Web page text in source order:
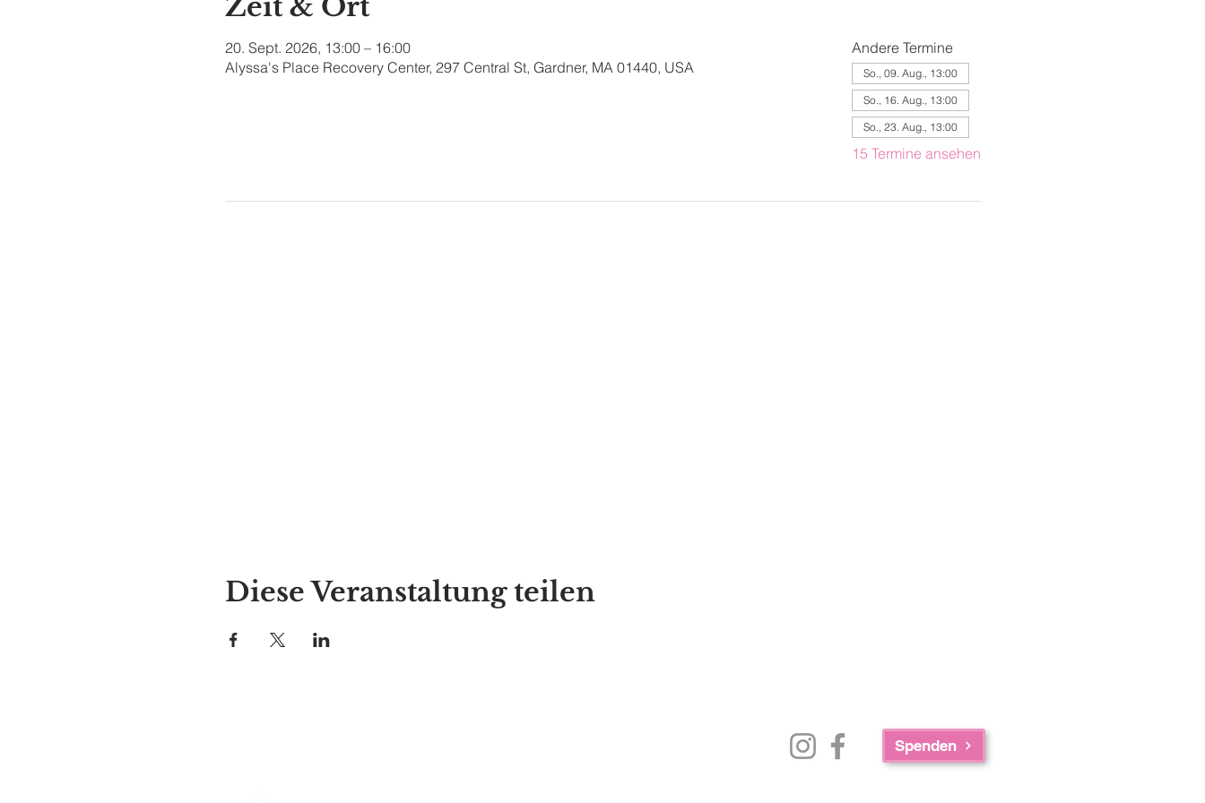
Zeit & Ort
20. Sept. 2026, 13:00 – 16:00
Alyssa's Place Recovery Center, 297 Central St, Gardner, MA 01440, USA
Andere Termine
So., 09. Aug., 13:00
So., 16. Aug., 13:00
So., 23. Aug., 13:00
15 Termine ansehen
Diese Veranstaltung teilen
Spenden